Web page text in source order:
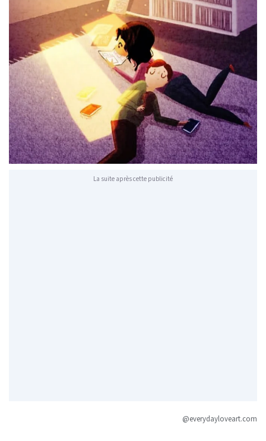
La suite après cette publicité
@everydayloveart.com